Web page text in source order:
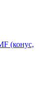
(конус,